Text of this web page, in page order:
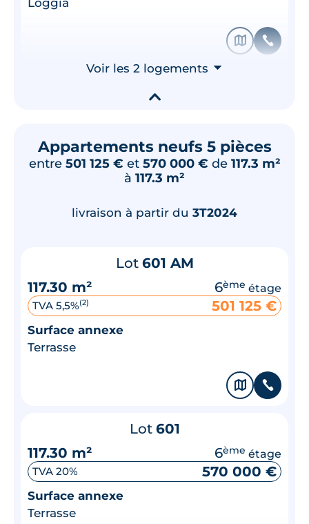
🗞 📞
Voir les 2 logements ⮟
▾
Appartements neufs 5 pièces
entre 501 125 € et 570 000 € de 117.3 m²
à 117.3 m²
livraison à partir du 3T2024
Lot 601 AM
117.30 m²
6ème étage
TVA 5,5%(2) 501 125 €
Surface annexe
Terrasse
🗞 📞
Lot 601
117.30 m²
6ème étage
TVA 20% 570 000 €
Surface annexe
Terrasse